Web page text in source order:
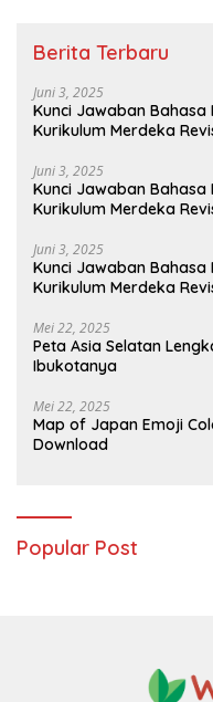
Berita Terbaru
Juni 3, 2025
Kunci Jawaban Bahasa
Kurikulum Merdeka
Juni 3, 2025
Kunci Jawaban Bahasa
Kurikulum Merdeka
Juni 3, 2025
Kunci Jawaban Bahasa
Kurikulum Merdeka
Mei 22, 2025
Peta Asia Selatan
Ibukotanya
Mei 22, 2025
Map of Japan Emoji
Download
Popular Post